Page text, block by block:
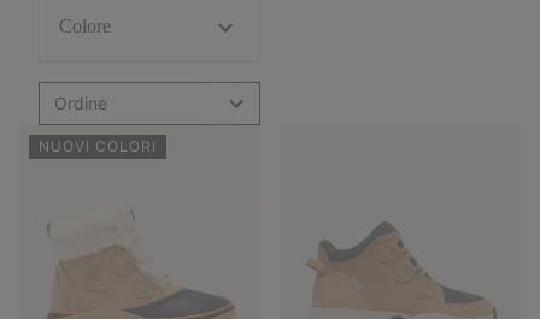
Colore
Ordine
NUOVI COLORI